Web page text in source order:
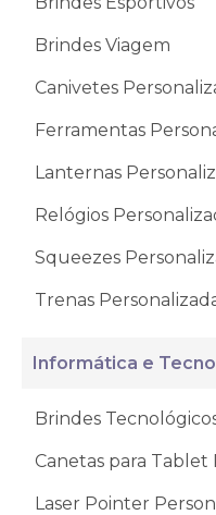
Brindes Viagem
Canivetes
Ferramentas
Lanternas
Relógios
Squeezes
Trenas
Informática e
Brindes
Canetas para Tablet
Laser Pointer